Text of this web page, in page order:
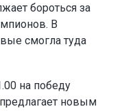
бороться за
В
смогла туда
на победу
предлагает новым